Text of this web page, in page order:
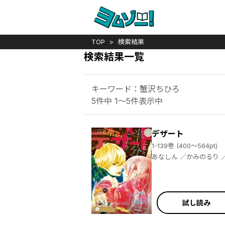
TOP 検索結果
検索結果一覧
キーワード：蟹沢ちひろ
5件中 1～5件表示中
デザート
1-139巻 (400～564pt)
あなしん ／かみのるり ／やまもり三香 ／森下ｓｕｕ ／亜南くじら ／森野萌 ／どーるる ／タアモ ／朝井うみ ／玉島ノン ／金田一蓮十郎 ／佐倉チカコ ／朝日悠 ／伊鳴優子 ／きみづき ／萬田リン ／ことぶきりー ／栄羽弥 ／凛田百々 ／琥珀よる ／筒居つい ／ろびこ ／二桜サク ／芥文絵 ／菅田うり ／吉野マリ ／桑佳あさ ／岩下慶子 ／真崎総子 ／葉月かなえ ／桐島りら ／アサダニッキ ／満井春香 ／天倉ふゆ ／馬瀬あずさ ／築島治 ／野切耀子 ／藤もも ／高渕アスミ ／当麻真
試し読み